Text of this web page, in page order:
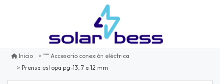
Inicio
Accesorio conexión eléctrica
Prensa estopa pg-13, 7 a 12 mm